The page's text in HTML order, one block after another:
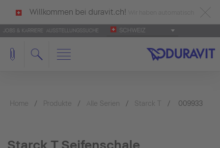
Willkommen bei duravit.ch!
deutsch als Ihre Sprache erkannt.
Français Italiano
JOBS & KARRIERE AUSSTELLUNGSSUCHE SCHWEIZ
Home Produkte Alle Serien Starck T 009933